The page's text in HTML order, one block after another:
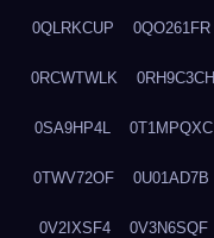
0QLRKCUP 0QO261FR
0RCWTWLK 0RH9C3CH
0SA9HP4L 0T1MPQXC
0TWV72OF 0U01AD7B
0V2IXSF4 0V3N6SQF